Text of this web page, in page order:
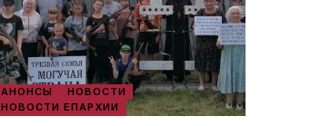
АНОНСЫ
НОВОСТИ
НОВОСТИ ЕПАРХИИ